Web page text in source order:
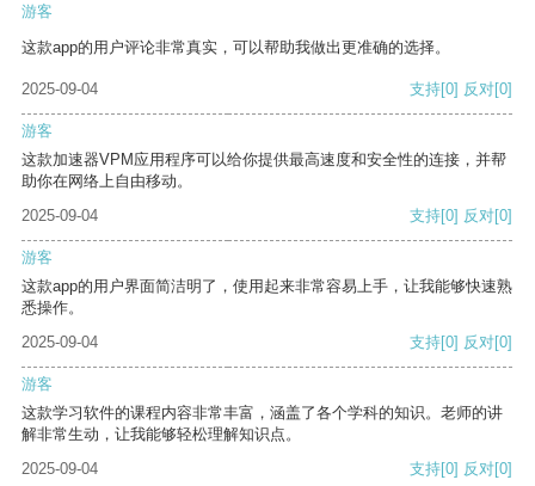
游客
这款app的用户评论非常真实，可以帮助我做出更准确的选择。
2025-09-04 支持[0] 反对[0]
游客
这款加速器VPM应用程序可以给你提供最高速度和安全性的连接，并帮
助你在网络上自由移动。
2025-09-04
支持[0] 反对[0]
游客
这款app的用户界面简洁明了，使用起来非常容易上手，让我能够快速熟
悉操作。
2025-09-04
支持[0] 反对[0]
游客
这款学习软件的课程内容非常丰富，涵盖了各个学科的知识。老师的讲
解非常生动，让我能够轻松理解知识点。
2025-09-04
支持[0] 反对[0]